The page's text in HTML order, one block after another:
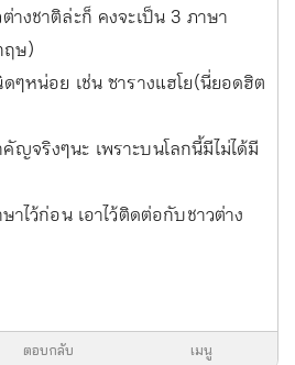
างชาติล่ะก็ คงจะเป็น 3 ภาษา
ษ)
ๆหน่อย เช่น ซารางแฮโย(นี่ยอดฮิต
ญจริงๆนะ เพราะบนโลกนี้มีไม่ได้มี
าไว้ก่อน เอาไว้ติดต่อกับชาวต่าง
ตอบกลับ เมนู